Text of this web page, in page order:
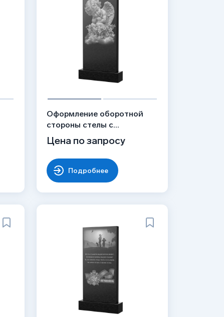
Оформление оборотной
стороны стелы с
ангелочком, рисунок
ОБ-045
Цена по запросу
Подробнее